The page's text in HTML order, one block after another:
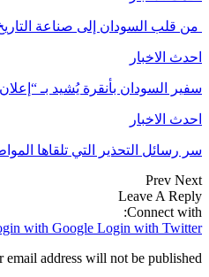
من قلب السودان إلى صناعة
احدث الاخبار
سفير السودان بأنقرة يُشيد بـ
احدث الاخبار
سر رسائل التحذير التي تلقاها
Prev Next
Leave A Reply
Connect with:
with Google Login with Twitter
email address will not be published.